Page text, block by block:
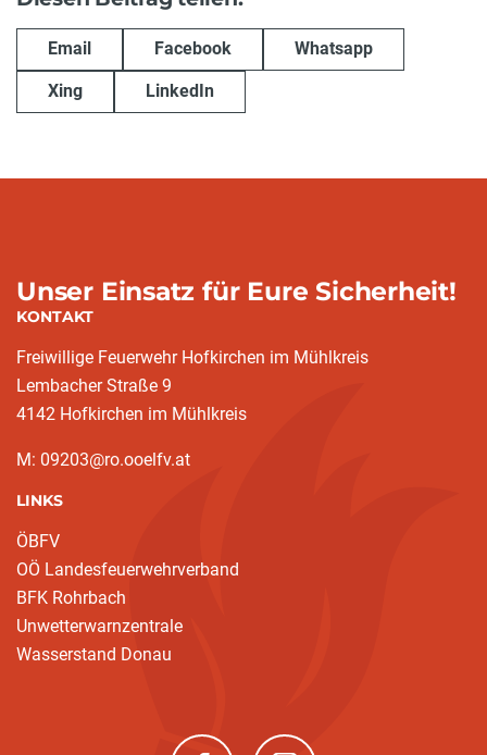
Email Facebook Whatsapp
Xing LinkedIn
Unser Einsatz für Eure Sicherheit!
KONTAKT
Freiwillige Feuerwehr Hofkirchen im Mühlkreis
Lembacher Straße 9
4142 Hofkirchen im Mühlkreis
M: 09203@ro.ooelfv.at
LINKS
ÖBFV
OÖ Landesfeuerwehrverband
BFK Rohrbach
Unwetterwarnzentrale
Wasserstand Donau